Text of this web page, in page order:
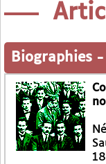
Biographies -